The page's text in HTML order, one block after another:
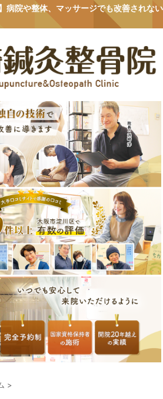
病院や整体、マッサージでも改善されない
>